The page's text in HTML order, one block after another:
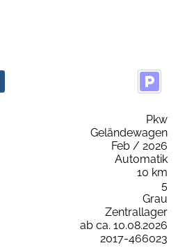
Pkw
Geländewagen
Feb / 2026
Automatik
10 km
5
Grau
Zentrallager
ab ca. 10.08.2026
2017-466023